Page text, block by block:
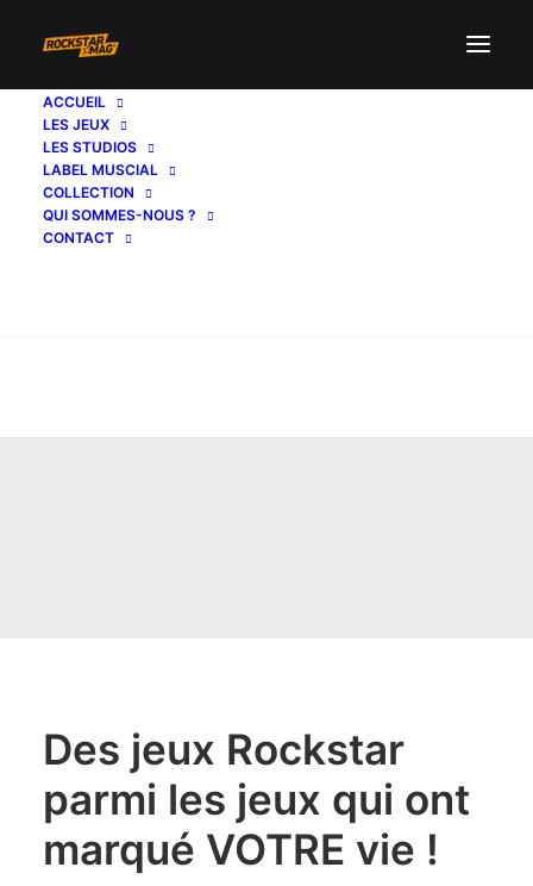
ACCUEIL
LES JEUX
LES STUDIOS
LABEL MUSCIAL
COLLECTION
QUI SOMMES-NOUS ?
CONTACT
Des jeux Rockstar
parmi les jeux qui ont
marqué VOTRE vie !